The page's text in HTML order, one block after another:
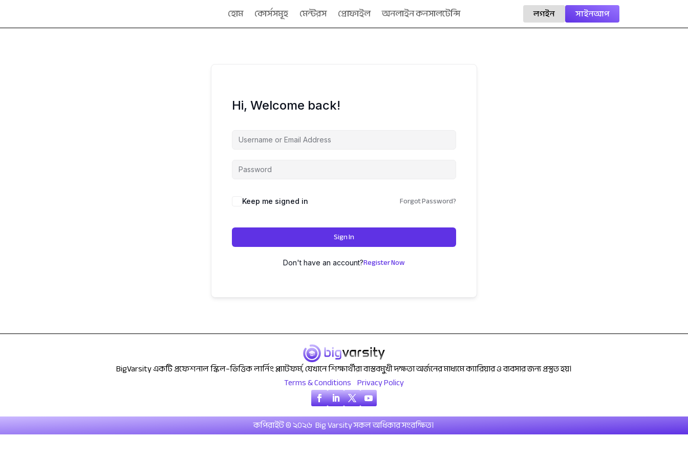
হোম কোর্সসমূহ মেন্টরস প্রোফাইল অনলাইন কনসালটেন্সি সাইনআপ
লগইন
Hi, Welcome back!
Keep me signed in Forgot Password?
Sign In
Don't have an account?Register Now
BigVarsity একটি প্রফেশনাল স্কিল–ভিত্তিক লার্নিং প্ল্যাটফর্ম, যেখানে শিক্ষার্থীরা বাস্তবমুখী দক্ষতা অর্জনের মাধ্যমে ক্যারিয়ার ও ব্যবসার জন্য প্রস্তুত হয়।
Terms & Conditions Privacy Policy
কপিরাইট © ২০২৬ Big Varsity সকল অধিকার সংরক্ষিত।